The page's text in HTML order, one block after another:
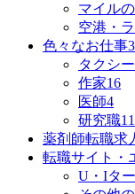
マイル
空港・
色々なお仕事
タクシ
作家16
医師4
研究職11
薬剤師転職求
転職サイト・
U・Iタ